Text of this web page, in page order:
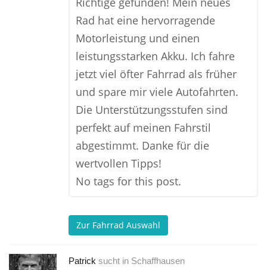
Rad hat eine hervorragende
Motorleistung und einen
leistungsstarken Akku. Ich fahre
jetzt viel öfter Fahrrad als früher
und spare mir viele Autofahrten.
Die Unterstützungsstufen sind
perfekt auf meinen Fahrstil
abgestimmt. Danke für die
wertvollen Tipps!
No tags for this post.
Zur Fahrrad Auswahl
Patrick sucht in Schaffhausen